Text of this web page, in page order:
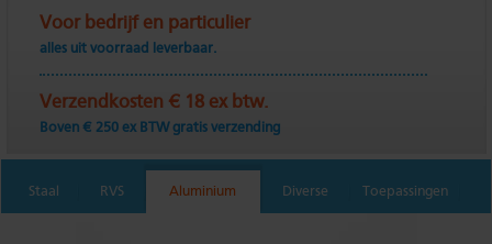
Voor bedrijf en particulier
alles uit voorraad leverbaar.
Verzendkosten € 18 ex btw.
Boven € 250 ex BTW gratis verzending
Staal RVS Aluminium Diverse Toepassingen